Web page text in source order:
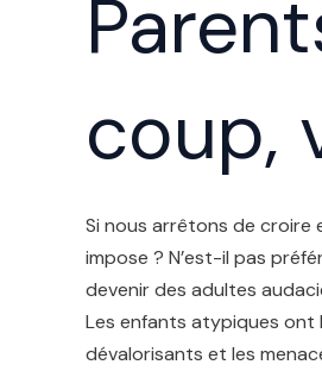
coup,
Si nous arrêtons de croire
impose ? N’est-il pas
devenir des adultes
Les enfants atypiques ont
dévalorisants et les